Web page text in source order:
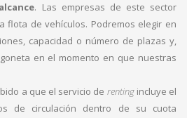
. Las empresas de este sector
flota de vehículos. Podremos elegir en
capacidad o número de plazas y,
en el momento en que nuestras
a que el servicio de renting incluye el
de circulación dentro de su cuota